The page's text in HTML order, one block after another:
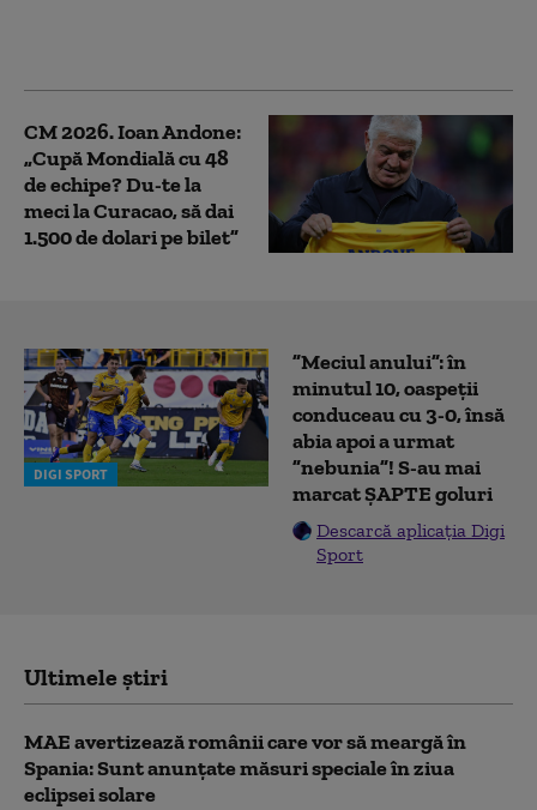
CM 2026. Ioan Andone:
„Cupă Mondială cu 48
de echipe? Du-te la
meci la Curacao, să dai
1.500 de dolari pe bilet”
DIGI SPORT
”Meciul anului”: în
minutul 10, oaspeții
conduceau cu 3-0, însă
abia apoi a urmat
”nebunia”! S-au mai
marcat ȘAPTE goluri
Descarcă aplicația Digi
Sport
Ultimele știri
MAE avertizează românii care vor să meargă în
Spania: Sunt anunțate măsuri speciale în ziua
eclipsei solare